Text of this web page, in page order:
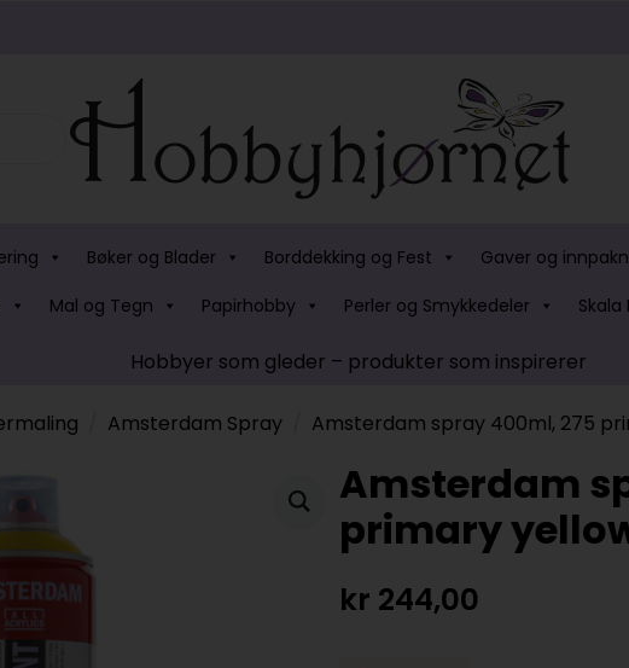
Bøker og Blader Borddekking og Fest Gaver og
Mal og Tegn Papirhobby Perler og Smykkedeler Skala
Hobbyer som gleder – produkter som inspirerer
Amsterdam Spray Amsterdam spray 400ml, 275
Amsterdam
primary
kr 244,00